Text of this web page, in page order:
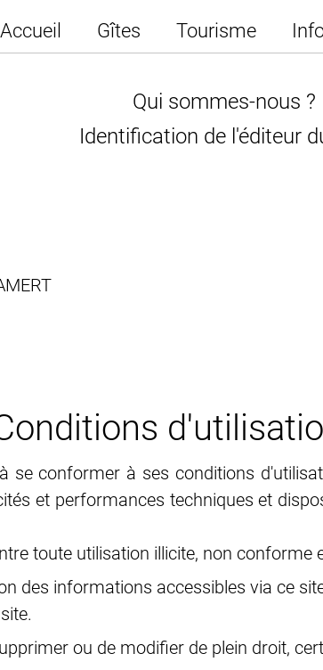
Accueil Gîtes Tourisme
Qui sommes-nous ?
Identification de l'éditeur
se conformer à ses conditions
et performances techniques et
toute utilisation illicite, non
des informations accessibles via ce
ou de modifier de plein droit,